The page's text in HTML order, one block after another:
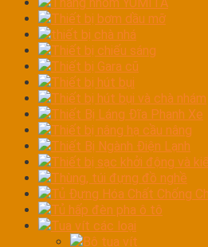
Thiết bị bơm dầu mỡ
thiết bị chà nhá
Thiết bị chiếu sáng
Thiết bị Gara cũ
Thiết bị hút bụi
Thiết bị hút bụi và chà nhám
Thiết Bị Láng Đĩa Phanh Xe
Thiết bị nâng hạ cầu nâng
Thiết Bị Ngành Điện Lạnh
Thiết bị sạc khởi động và
Thùng, túi đựng đồ nghề
Tủ Đựng Hóa Chất Chống
Tủ hấp đèn pha ô tô
Tua vít các loại
Bộ tua vít